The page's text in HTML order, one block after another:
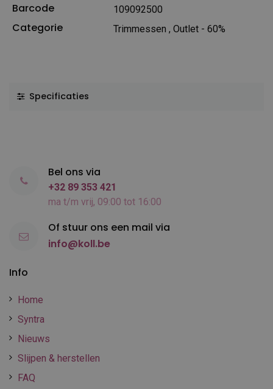
Barcode 109092500
Categorie Trimmessen , Outlet - 60%
Specificaties
Info
Home
Syntra
Nieuws
Slijpen & herstellen
FAQ
Bel ons via
+32 89 353 421
ma t/m vrij, 09:00 tot 16:00
Of stuur ons een mail via
info@koll.be